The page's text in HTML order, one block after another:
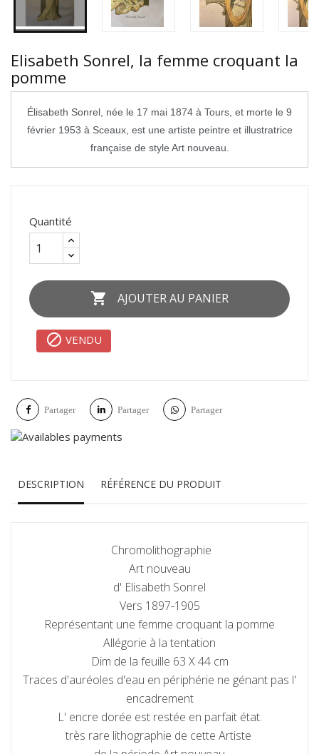
Elisabeth Sonrel, la femme croquant la
pomme
Élisabeth Sonrel, née le 17 mai 1874 à Tours, et morte le 9
février 1953 à Sceaux, est une artiste peintre et illustratrice
française de style Art nouveau.
Quantité
 AJOUTER AU PANIER
 VENDU
Partager Partager Partager
DESCRIPTION RÉFÉRENCE DU PRODUIT
Chromolithographie
Art nouveau
d' Elisabeth Sonrel
Vers 1897-1905
Représentant une femme croquant la pomme
Allégorie à la tentation
Dim de la feuille 63 X 44 cm
Traces d'auréoles d'eau en périphérie ne génant pas l'
encadrement
L' encre dorée est restée en parfait état.
très rare lithographie de cette Artiste